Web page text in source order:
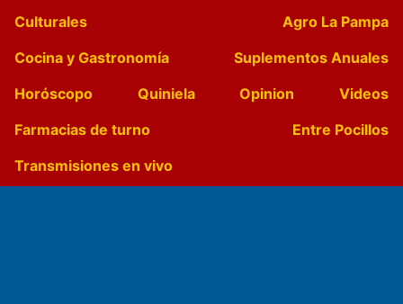
Culturales
Agro La Pampa
Cocina y Gastronomía
Suplementos Anuales
Horóscopo
Quiniela Opinion
Videos
Farmacias de turno
Entre Pocillos
Transmisiones en vivo